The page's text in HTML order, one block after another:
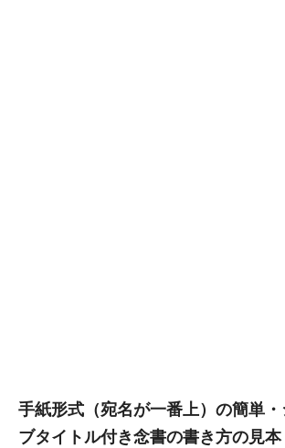
手紙形式（宛名が一番上）の簡単
ブタイトル付き念書の書き方の見